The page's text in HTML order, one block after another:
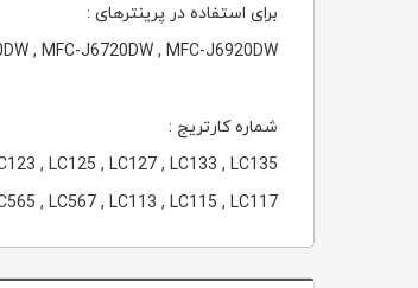
برای استفاده در پرینترهای :
, MFC-J6720DW , MFC-J6920DW
شماره کارتریج :
, LC125 , LC127 , LC133 , LC135
, LC567 , LC113 , LC115 , LC117